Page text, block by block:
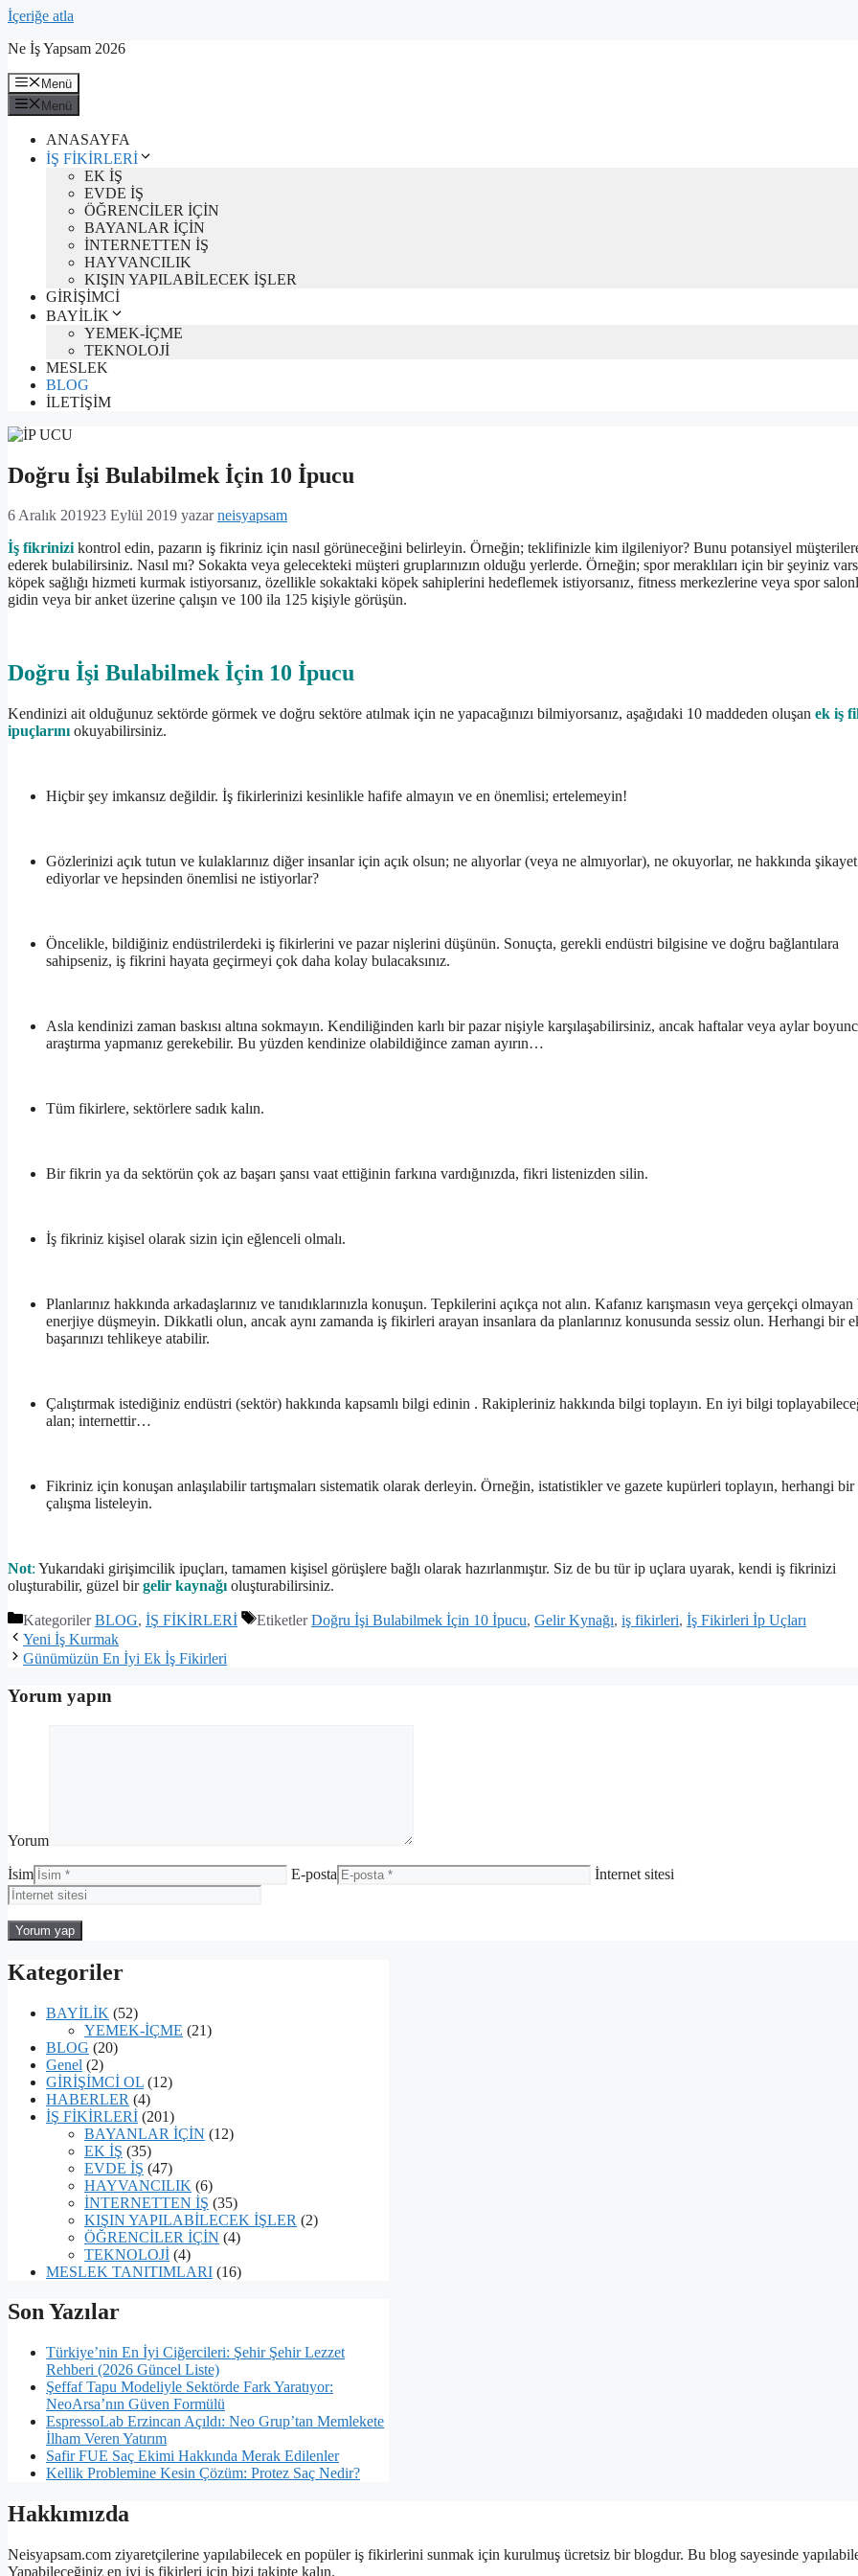
İçeriğe atla
Ne İş Yapsam 2026
Menü
Menü
ANASAYFA
İŞ FİKİRLERİ
EK İŞ
EVDE İŞ
ÖĞRENCİLER İÇİN
BAYANLAR İÇİN
İNTERNETTEN İŞ
HAYVANCILIK
KIŞIN YAPILABİLECEK İŞLER
GİRİŞİMCİ
BAYİLİK
YEMEK-İÇME
TEKNOLOJİ
MESLEK
BLOG
İLETİŞİM
Doğru İşi Bulabilmek İçin 10 İpucu
6 Aralık 201923 Eylül 2019 yazarneisyapsam
İş fikrinizikontrol edin, pazarın iş fikriniz için nasıl görüneceğini belirleyin. Örneğin; teklifinizle kim ilgileniyor? Bunu potansiyel
ederek bulabilirsiniz. Nasıl mı? Sokakta veya gelecekteki müşteri gruplarınızın olduğu yerlerde. Örneğin; spor meraklıları için bir şeyiniz
köpek sağlığı hizmeti kurmak istiyorsanız, özellikle sokaktaki köpek sahiplerini hedeflemek istiyorsanız, fitness merkezlerine veya spor
gidin veya bir anket üzerine çalışın ve 100 ila 125 kişiyle görüşün.
Doğru İşi Bulabilmek İçin 10 İpucu
Kendinizi ait olduğunuz sektörde görmek ve doğru sektöre atılmak için ne yapacağınızı bilmiyorsanız, aşağıdaki 10 maddeden oluşan ek iş
ipuçlarını okuyabilirsiniz.
Hiçbir şey imkansız değildir. İş fikirlerinizi kesinlikle hafife almayın ve en önemlisi; ertelemeyin!
Gözlerinizi açık tutun ve kulaklarınız diğer insanlar için açık olsun; ne alıyorlar (veya ne almıyorlar), ne okuyorlar, ne hakkında şikayet
ediyorlar ve hepsinden önemlisi ne istiyorlar?
Öncelikle, bildiğiniz endüstrilerdeki iş fikirlerini ve pazar nişlerini düşünün. Sonuçta, gerekli endüstri bilgisine ve doğru bağlantılara
sahipseniz, iş fikrini hayata geçirmeyi çok daha kolay bulacaksınız.
Asla kendinizi zaman baskısı altına sokmayın. Kendiliğinden karlı bir pazar nişiyle karşılaşabilirsiniz, ancak haftalar veya aylar
araştırma yapmanız gerekebilir. Bu yüzden kendinize olabildiğince zaman ayırın…
Tüm fikirlere, sektörlere sadık kalın.
Bir fikrin ya da sektörün çok az başarı şansı vaat ettiğinin farkına vardığınızda, fikri listenizden silin.
İş fikriniz kişisel olarak sizin için eğlenceli olmalı.
Planlarınız hakkında arkadaşlarınız ve tanıdıklarınızla konuşun. Tepkilerini açıkça not alın. Kafanız karışmasın veya gerçekçi
enerjiye düşmeyin. Dikkatli olun, ancak aynı zamanda iş fikirleri arayan insanlara da planlarınız konusunda sessiz olun. Herhangi bir
başarınızı tehlikeye atabilir.
Çalıştırmak istediğiniz endüstri (sektör) hakkında kapsamlı bilgi edinin . Rakipleriniz hakkında bilgi toplayın. En iyi bilgi
alan; internettir…
Fikriniz için konuşan anlaşılabilir tartışmaları sistematik olarak derleyin. Örneğin, istatistikler ve gazete kupürleri toplayın, herhangi bir
çalışma listeleyin.
Not: Yukarıdaki girişimcilik ipuçları, tamamen kişisel görüşlere bağlı olarak hazırlanmıştır. Siz de bu tür ip uçlara uyarak, kendi iş fikrinizi
oluşturabilir, güzel birgelir kaynağı oluşturabilirsiniz.
KategorilerBLOG, İŞ FİKİRLERİ EtiketlerDoğru İşi Bulabilmek İçin 10 İpucu, Gelir Kynağı, iş fikirleri, İş Fikirleri İp Uçları
Yeni İş Kurmak
Günümüzün En İyi Ek İş Fikirleri
Yorum yapın
Yorum
İsim E-posta İnternet sitesi
Kategoriler
BAYİLİK (52)
YEMEK-İÇME (21)
BLOG (20)
Genel (2)
GİRİŞİMCİ OL (12)
HABERLER (4)
İŞ FİKİRLERİ (201)
BAYANLAR İÇİN (12)
EK İŞ (35)
EVDE İŞ (47)
HAYVANCILIK (6)
İNTERNETTEN İŞ (35)
KIŞIN YAPILABİLECEK İŞLER (2)
ÖĞRENCİLER İÇİN (4)
TEKNOLOJİ (4)
MESLEK TANITIMLARI (16)
Son Yazılar
Türkiye’nin En İyi Ciğercileri: Şehir Şehir Lezzet
Rehberi (2026 Güncel Liste)
Şeffaf Tapu Modeliyle Sektörde Fark Yaratıyor:
NeoArsa’nın Güven Formülü
EspressoLab Erzincan Açıldı: Neo Grup’tan Memlekete
İlham Veren Yatırım
Safir FUE Saç Ekimi Hakkında Merak Edilenler
Kellik Problemine Kesin Çözüm: Protez Saç Nedir?
Hakkımızda
Neisyapsam.com ziyaretçilerine yapılabilecek en popüler iş fikirlerini sunmak için kurulmuş ücretsiz bir blogdur. Bu blog sayesinde
Yapabileceğiniz en iyi iş fikirleri için bizi takipte kalın.